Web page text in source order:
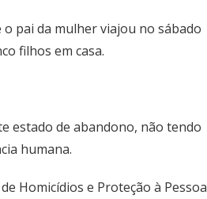
pai da mulher viajou no sábado
filhos em casa.
estado de abandono, não tendo
humana.
Homicídios e Proteção à Pessoa